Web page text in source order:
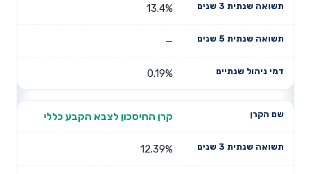
13.4%
—
0.19%
קרן החיסכון לצבא הקבע כללי
12.39%